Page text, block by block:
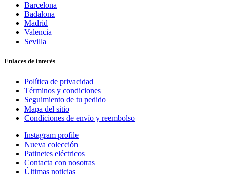
Barcelona
Badalona
Madrid
Valencia
Sevilla
Enlaces de interés
Política de privacidad
Términos y condiciones
Seguimiento de tu pedido
Mapa del sitio
Condiciones de envío y reembolso
Instagram profile
Nueva colección
Patinetes eléctricos
Contacta con nosotras
Últimas noticias